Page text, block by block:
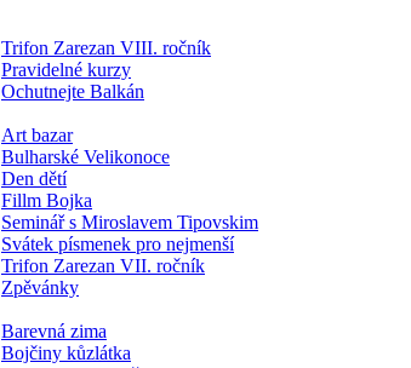
Trifon Zarezan VIII. ročník
Pravidelné kurzy
Ochutnejte Balkán
Art bazar
Bulharské Velikonoce
Den dětí
Fillm Bojka
Seminář s Miroslavem Tipovskim
Svátek písmenek pro nejmenší
Trifon Zarezan VII. ročník
Zpěvánky
Barevná zima
Bojčiny kůzlátka